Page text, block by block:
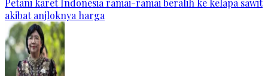
Petani karet Indonesia ramai-ramai beralih ke kelapa sawit
akibat anjloknya harga